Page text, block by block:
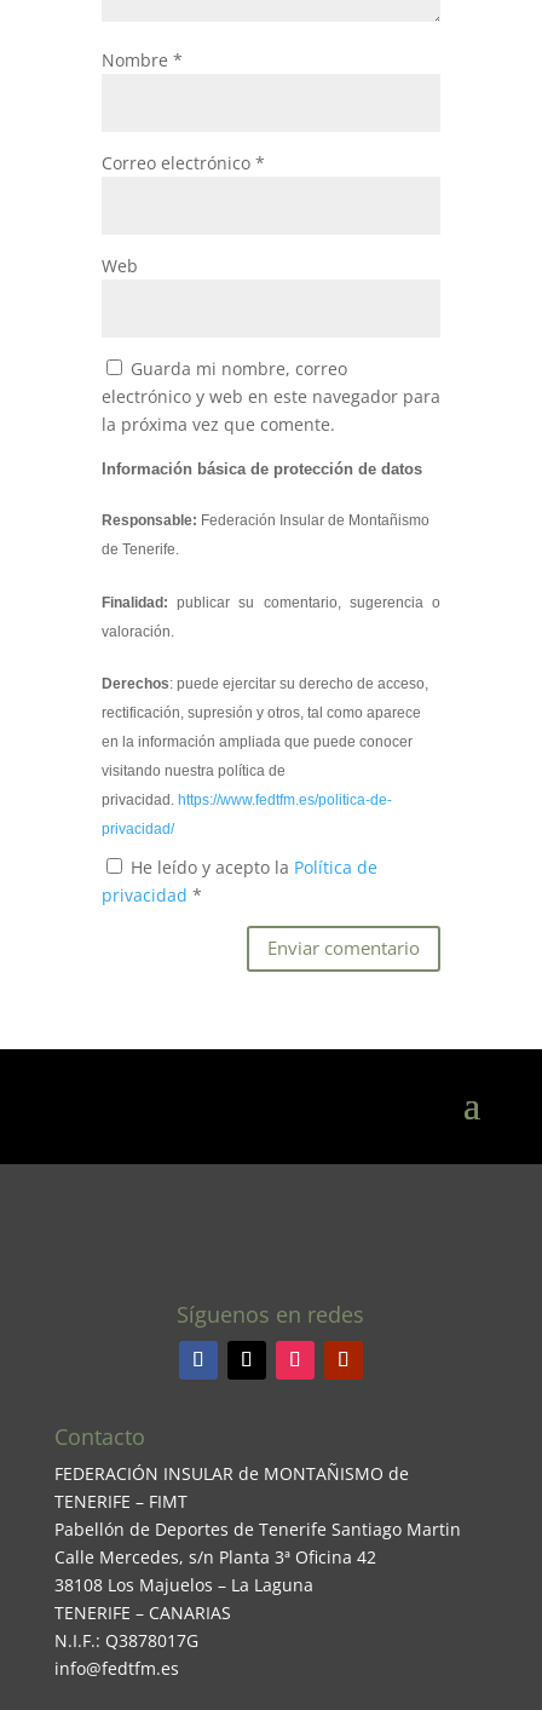
Nombre *
Correo electrónico *
Web
Guarda mi nombre, correo
electrónico y web en este navegador para
la próxima vez que comente.
Información básica de protección de datos
Responsable: Federación Insular de Montañismo
de Tenerife.
Finalidad: publicar su comentario, sugerencia o
valoración.
Derechos: puede ejercitar su derecho de acceso,
rectificación, supresión y otros, tal como aparece
en la información ampliada que puede conocer
visitando nuestra política de
privacidad. https://www.fedtfm.es/politica-de-
privacidad/
He leído y acepto la Política de
privacidad *
Síguenos en redes
Contacto
FEDERACIÓN INSULAR de MONTAÑISMO de
TENERIFE – FIMT
Pabellón de Deportes de Tenerife Santiago Martin
Calle Mercedes, s/n Planta 3ª Oficina 42
38108 Los Majuelos – La Laguna
TENERIFE – CANARIAS
N.I.F.: Q3878017G
info@fedtfm.es